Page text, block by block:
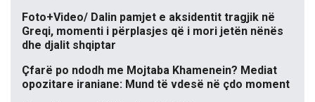
Foto+Video/ Dalin pamjet e aksidentit tragjik në
Greqi, momenti i përplasjes që i mori jetën nënës
dhe djalit shqiptar
Çfarë po ndodh me Mojtaba Khamenein? Mediat
opozitare iraniane: Mund të vdesë në çdo moment